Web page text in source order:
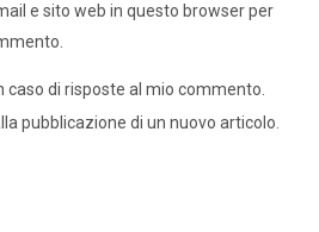
e sito web in questo browser per
caso di risposte al mio commento.
pubblicazione di un nuovo articolo.